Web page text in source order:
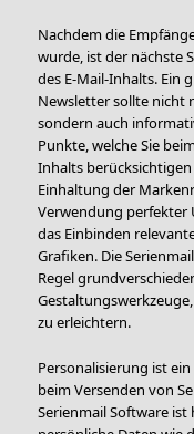
Nachdem die
wurde, ist der nächste
des E-Mail-Inhalts. Ein
Newsletter sollte nicht
sondern auch
Punkte, welche Sie
Inhalts
Einhaltung der
Verwendung perfekter
das Einbinden
Grafiken. Die
Regel
zu erleichtern.
Personalisierung ist
beim Versenden von
Serienmail Software ist